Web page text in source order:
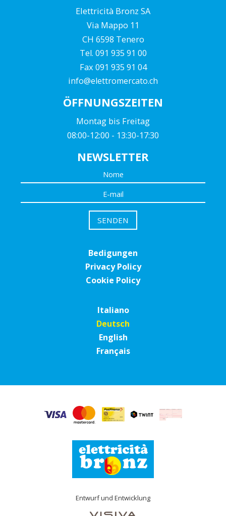
Elettricità Bronz SA
Via Mappo 11
CH 6598 Tenero
Tel. 091 935 91 00
Fax 091 935 91 04
info@elettromercato.ch
ÖFFNUNGSZEITEN
Montag bis Freitag
08:00-12:00 - 13:30-17:30
NEWSLETTER
Bedigungen
Privacy Policy
Cookie Policy
Italiano
Deutsch
English
Français
Entwurf und Entwicklung